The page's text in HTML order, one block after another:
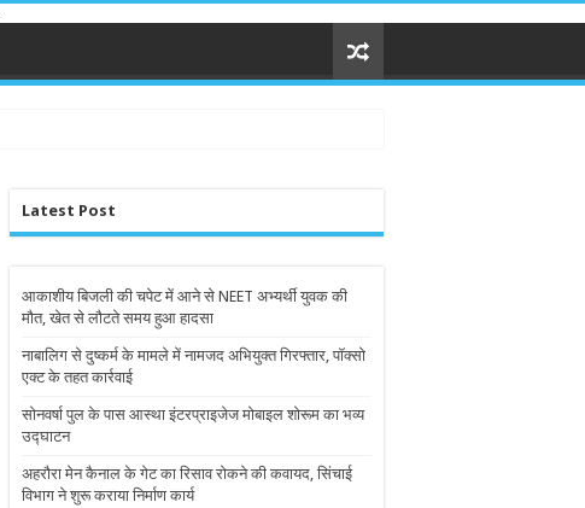
Latest Post
आकाशीय बिजली की चपेट में आने से NEET अभ्यर्थी युवक की
मौत, खेत से लौटते समय हुआ हादसा
नाबालिग से दुष्कर्म के मामले में नामजद अभियुक्त गिरफ्तार, पॉक्सो
एक्ट के तहत कार्रवाई
सोनवर्षा पुल के पास आस्था इंटरप्राइजेज मोबाइल शोरूम का भव्य
उद्घाटन
अहरौरा मेन कैनाल के गेट का रिसाव रोकने की कवायद, सिंचाई
विभाग ने शुरू कराया निर्माण कार्य